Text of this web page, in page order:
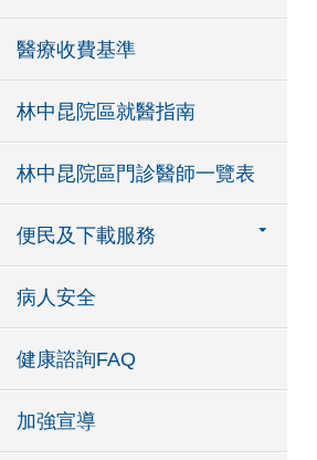
醫療收費基準
林中昆院區就醫指南
林中昆院區門診醫師一覽表
便民及下載服務
病人安全
健康諮詢FAQ
加強宣導